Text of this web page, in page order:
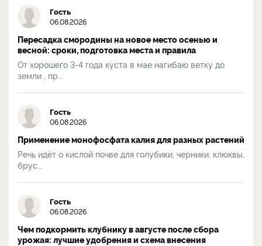
Гость
06.08.2026
Пересадка смородины на новое место осенью и
весной: сроки, подготовка места и правила
От хорошего 3-4 года куста в мае нагибаю ветку до
земли , пр...
Гость
06.08.2026
Применение монофосфата калия для разных растений
Речь идёт о кислой почве для голубики, черники, клюквы,
брус...
Гость
06.08.2026
Чем подкормить клубнику в августе после сбора
урожая: лучшие удобрения и схема внесения